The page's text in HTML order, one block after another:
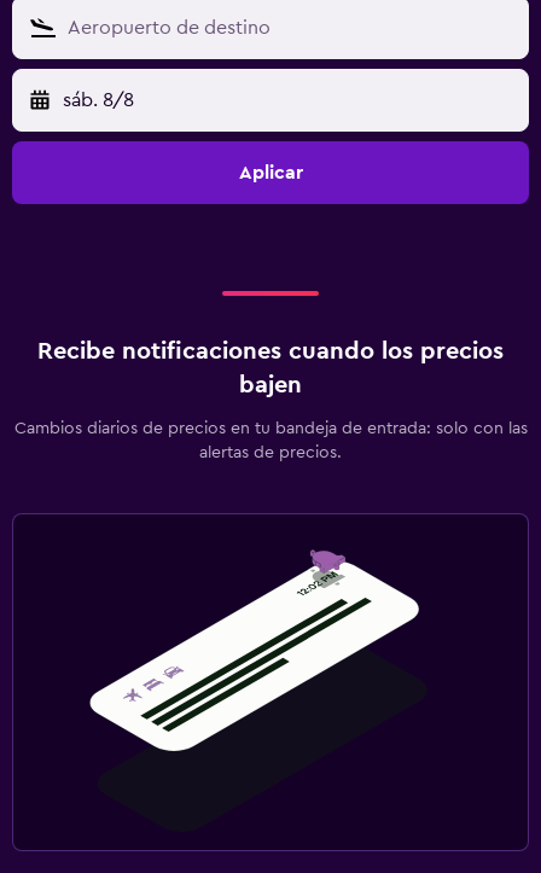
sáb. 8/8
Aplicar
Recibe notificaciones cuando los precios
bajen
Cambios diarios de precios en tu bandeja de entrada: solo con las
alertas de precios.